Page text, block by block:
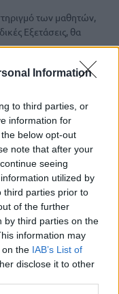
Information
to third parties, or
information for
below opt-out
note that after your
seeing
utilized by
third parties prior to
of the further
by third parties on the
information may
on the IAB’s List of
disclose it to other
των μαθητών,
Εξετάσεις, θα